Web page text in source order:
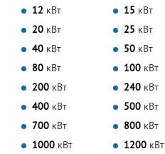
12 кВт 15 кВт
20 кВт 25 кВт
40 кВт 50 кВт
80 кВт 100 кВт
200 кВт 240 кВт
400 кВт 500 кВт
700 кВт 800 кВт
1000 кВт 1200 кВт